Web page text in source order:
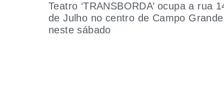
Teatro ‘TRANSBORDA’ ocupa a rua
de Julho no centro de Campo Grande
neste sábado